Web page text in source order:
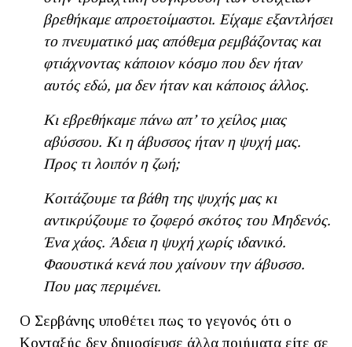
βρεθήκαμε απροετοίμαστοι. Είχαμε εξαντλήσει
το πνευματικό μας απόθεμα ρεμβάζοντας και
φτιάχνοντας κάποιον κόσμο που δεν ήταν
αυτός εδώ, μα δεν ήταν και κάποιος άλλος.
Κι εβρεθήκαμε πάνω απ’ το χείλος μιας
αβύσσου. Κι η άβυσσος ήταν η ψυχή μας.
Προς τι λοιπόν η ζωή;
Κοιτάζουμε τα βάθη της ψυχής μας κι
αντικρύζουμε το ζοφερό σκότος του Μηδενός.
Ένα χάος. Άδεια η ψυχή χωρίς ιδανικό.
Φαουστικά κενά που χαίνουν την άβυσσο.
Που μας περιμένει.
Ο Σερβάνης υποθέτει πως το γεγονός ότι ο
Κονταξής δεν δημοσίευσε άλλα ποιήματα είτε σε